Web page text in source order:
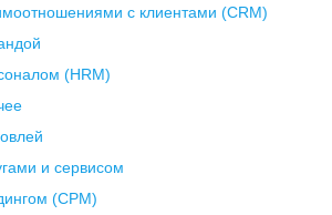
с клиентами (СRM)
(HRM)
и сервисом
(CPM)